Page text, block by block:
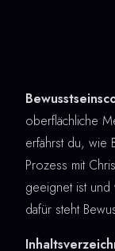
oberflächliche
erfährst du, wie
Prozess mit
geeignet ist und
dafür steht